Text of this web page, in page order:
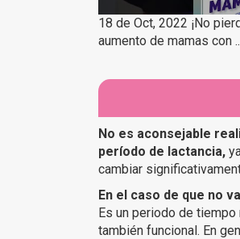
18 de Oct, 2022 ¡No
aumento de mamas con
No es aconsejable
período de lactancia,
cambiar
En el caso de que no
Es un periodo de
también funcional. En